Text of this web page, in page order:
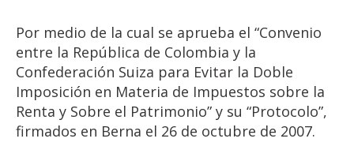
Por medio de la cual se aprueba el “Convenio
entre la República de Colombia y la
Confederación Suiza para Evitar la Doble
Imposición en Materia de Impuestos sobre la
Renta y Sobre el Patrimonio” y su “Protocolo”,
firmados en Berna el 26 de octubre de 2007.